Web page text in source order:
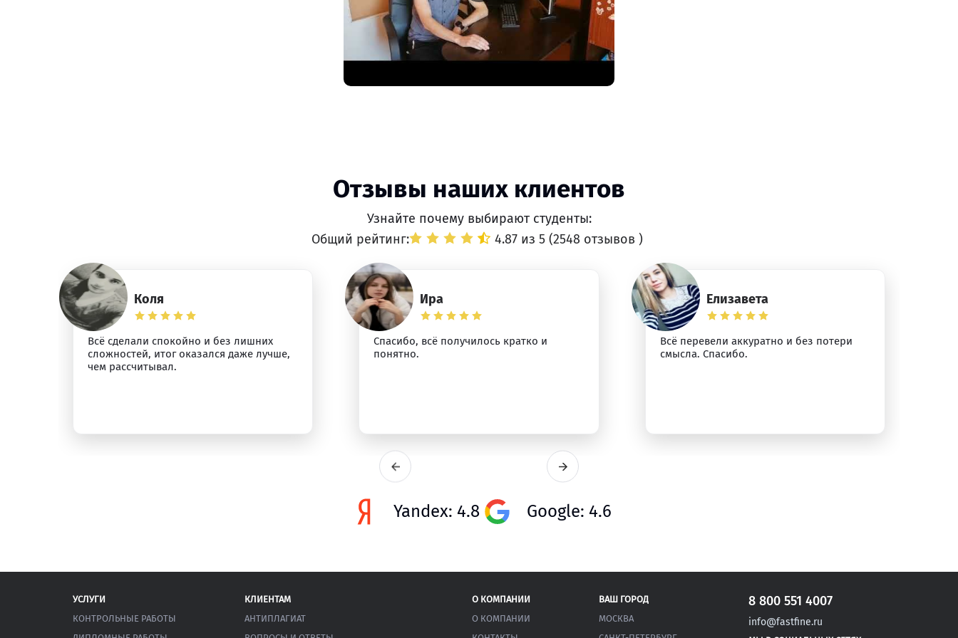
Отзывы наших клиентов
Узнайте почему выбирают студенты:
Общий рейтинг:
4.87 из 5 (2548 отзывов )
Коля
Всё сделали спокойно и без лишних
сложностей, итог оказался даже лучше,
чем рассчитывал.
Ира
Спасибо, всё получилось кратко и
понятно.
Елизавета
Всё перевели аккуратно и без потери
смысла. Спасибо.
Yandex: 4.8 Google: 4.6
УСЛУГИ
КОНТРОЛЬНЫЕ РАБОТЫ
КЛИЕНТАМ
АНТИПЛАГИАТ
О КОМПАНИИ
О КОМПАНИИ
ВАШ ГОРОД
МОСКВА
8 800 551 4007
info@fastfine.ru